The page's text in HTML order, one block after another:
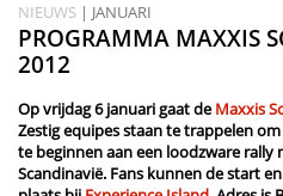
NIEUWS | JANUARI
PROGRAMMA MAXXIS
2012
Op vrijdag 6 januari gaat deMaxxis
Zestig equipes staan te trappelen
te beginnen aan een loodzware rally
Scandinavië. Fans kunnen de start